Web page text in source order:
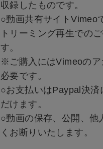
収録したものです。
○動画共有サイトVimeo
トリーミング再生での
す。
※ご購入にはVimeoのア
必要です。
○お支払いはPaypal決済
だけます。
○動画の保存、公開、他
くお断りいたします。